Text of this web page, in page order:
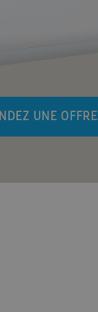
UNE OFFRE